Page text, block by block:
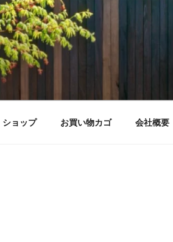
ショップ お買い物カゴ 会社概要